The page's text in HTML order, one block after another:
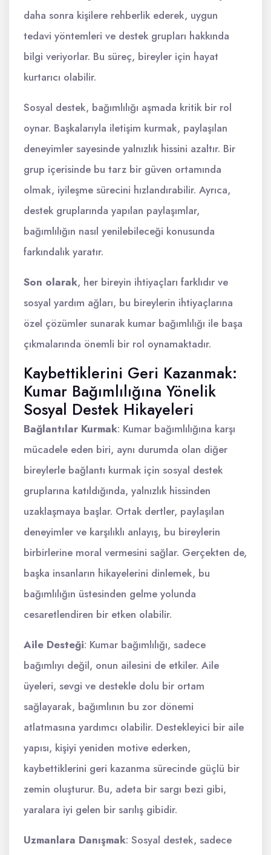
daha sonra kişilere rehberlik ederek, uygun
tedavi yöntemleri ve destek grupları hakkında
bilgi veriyorlar. Bu süreç, bireyler için hayat
kurtarıcı olabilir.
Sosyal destek, bağımlılığı aşmada kritik bir rol
oynar. Başkalarıyla iletişim kurmak, paylaşılan
deneyimler sayesinde yalnızlık hissini azaltır. Bir
grup içerisinde bu tarz bir güven ortamında
olmak, iyileşme sürecini hızlandırabilir. Ayrıca,
destek gruplarında yapılan paylaşımlar,
bağımlılığın nasıl yenilebileceği konusunda
farkındalık yaratır.
Son olarak, her bireyin ihtiyaçları farklıdır ve
sosyal yardım ağları, bu bireylerin ihtiyaçlarına
özel çözümler sunarak kumar bağımlılığı ile başa
çıkmalarında önemli bir rol oynamaktadır.
Kaybettiklerini Geri Kazanmak:
Kumar Bağımlılığına Yönelik
Sosyal Destek Hikayeleri
Bağlantılar Kurmak: Kumar bağımlılığına karşı
mücadele eden biri, aynı durumda olan diğer
bireylerle bağlantı kurmak için sosyal destek
gruplarına katıldığında, yalnızlık hissinden
uzaklaşmaya başlar. Ortak dertler, paylaşılan
deneyimler ve karşılıklı anlayış, bu bireylerin
birbirlerine moral vermesini sağlar. Gerçekten de,
başka insanların hikayelerini dinlemek, bu
bağımlılığın üstesinden gelme yolunda
cesaretlendiren bir etken olabilir.
Aile Desteği: Kumar bağımlılığı, sadece
bağımlıyı değil, onun ailesini de etkiler. Aile
üyeleri, sevgi ve destekle dolu bir ortam
sağlayarak, bağımlının bu zor dönemi
atlatmasına yardımcı olabilir. Destekleyici bir aile
yapısı, kişiyi yeniden motive ederken,
kaybettiklerini geri kazanma sürecinde güçlü bir
zemin oluşturur. Bu, adeta bir sargı bezi gibi,
yaralara iyi gelen bir sarılış gibidir.
Uzmanlara Danışmak: Sosyal destek, sadece